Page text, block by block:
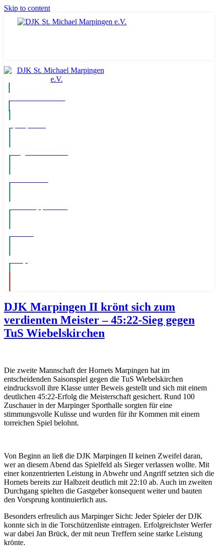
Skip to content
DJK Marpingen II krönt sich zum
verdienten Meister – 45:22-Sieg gegen
TuS Wiebelskirchen
Die zweite Mannschaft der Hornets Marpingen hat im
entscheidenden Saisonspiel gegen die TuS Wiebelskirchen
eindrucksvoll ihre Klasse unter Beweis gestellt und sich mit einem
deutlichen 45:22-Erfolg die Meisterschaft gesichert. Rund 100
Zuschauer in der Marpinger Sporthalle sorgten für eine
stimmungsvolle Kulisse und wurden für ihr Kommen mit einem
torreichen Spiel belohnt.
Von Beginn an ließ die DJK Marpingen II keinen Zweifel daran,
wer an diesem Abend das Spielfeld als Sieger verlassen wollte. Mit
einer konzentrierten Leistung in Abwehr und Angriff setzten sich die
Hornets bereits zur Halbzeit deutlich mit 22:10 ab. Auch im zweiten
Durchgang spielten die Gastgeber konsequent weiter und bauten
den Vorsprung kontinuierlich aus.
Besonders erfreulich aus Marpinger Sicht: Jeder Spieler der DJK
konnte sich in die Torschützenliste eintragen. Erfolgreichster Werfer
war dabei Jan Brück, der mit neun Treffern seine starke Leistung
krönte.